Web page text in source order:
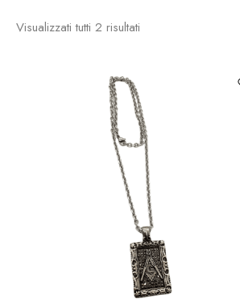
Visualizzati tutti 2 risultati